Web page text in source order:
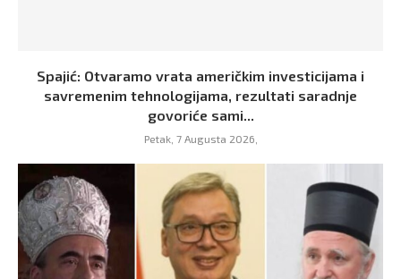
Spajić: Otvaramo vrata američkim investicijama i
savremenim tehnologijama, rezultati saradnje
govoriće sami...
Petak, 7 Augusta 2026,